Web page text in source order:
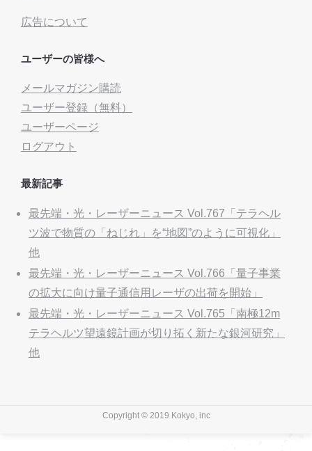
広告について
ユーザーの皆様へ
メールマガジン購読
ユーザー登録（無料）
ユーザーページ
ログアウト
最新記事
最先端・光・レーザーニュース Vol.767「テラヘル
ツ波で物質の「ねじれ」を“地図”のように可視化」
他
最先端・光・レーザーニュース Vol.766「量子事業
の拡大に向け量子通信用レーザの出荷を開始」
最先端・光・レーザーニュース Vol.765「南極12m
テラヘルツ望遠鏡計画が切り拓く新たな銀河研究」
他
Copyright © 2019 Kokyo, inc